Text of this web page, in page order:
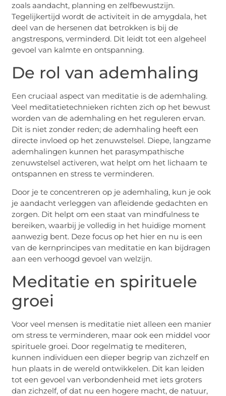
zoals aandacht, planning en zelfbewustzijn.
Tegelijkertijd wordt de activiteit in de amygdala, het
deel van de hersenen dat betrokken is bij de
angstrespons, verminderd. Dit leidt tot een algeheel
gevoel van kalmte en ontspanning.
De rol van ademhaling
Een cruciaal aspect van meditatie is de ademhaling.
Veel meditatietechnieken richten zich op het bewust
worden van de ademhaling en het reguleren ervan.
Dit is niet zonder reden; de ademhaling heeft een
directe invloed op het zenuwstelsel. Diepe, langzame
ademhalingen kunnen het parasympathische
zenuwstelsel activeren, wat helpt om het lichaam te
ontspannen en stress te verminderen.
Door je te concentreren op je ademhaling, kun je ook
je aandacht verleggen van afleidende gedachten en
zorgen. Dit helpt om een staat van mindfulness te
bereiken, waarbij je volledig in het huidige moment
aanwezig bent. Deze focus op het hier en nu is een
van de kernprincipes van meditatie en kan bijdragen
aan een verhoogd gevoel van welzijn.
Meditatie en spirituele
groei
Voor veel mensen is meditatie niet alleen een manier
om stress te verminderen, maar ook een middel voor
spirituele groei. Door regelmatig te mediteren,
kunnen individuen een dieper begrip van zichzelf en
hun plaats in de wereld ontwikkelen. Dit kan leiden
tot een gevoel van verbondenheid met iets groters
dan zichzelf, of dat nu een hogere macht, de natuur,